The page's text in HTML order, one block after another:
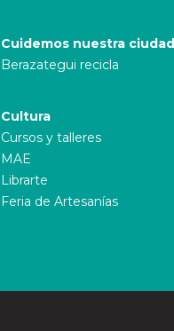
Cuidemos nuestra ciudad
Berazategui recicla
Cultura
Cursos y talleres
MAE
Librarte
Feria de Artesanías